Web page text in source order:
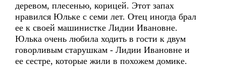
деревом, плесенью, корицей. Этот запах
нравился Юльке с семи лет. Отец иногда брал
ее к своей машинистке Лидии Ивановне.
Юлька очень любила ходить в гости к двум
говорливым старушкам - Лидии Ивановне и
ее сестре, которые жили в похожем домике.